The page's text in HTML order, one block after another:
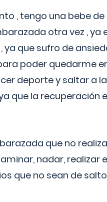
, tengo una bebe
otra vez ,
que sufro de
poder quedarme
deporte y saltar a
que la recuperación
que no
nadar, realizar
que no sean de